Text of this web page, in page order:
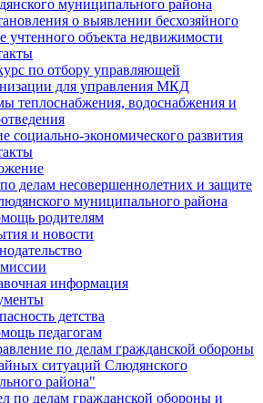
муниципального района
о выявлении бесхозяйного
учтенного объекта недвижимости
по отбору управляющей
для управления МКД
теплоснабжения, водоснабжения и
социально-экономического развития
делам несовершеннолетних и защите
муниципального района
родителям
и новости
информация
детства
педагогам
по делам гражданской обороны
ситуаций Слюдянского
района"
по делам гражданской обороны и